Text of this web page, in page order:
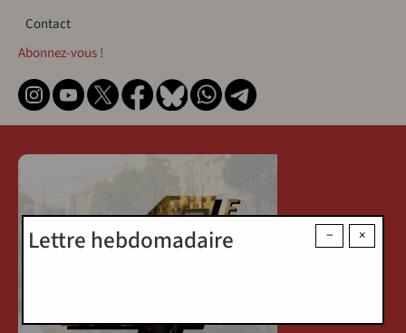
×
−
Lettre hebdomadaire
Contact
Contact
Abonnez-vous !